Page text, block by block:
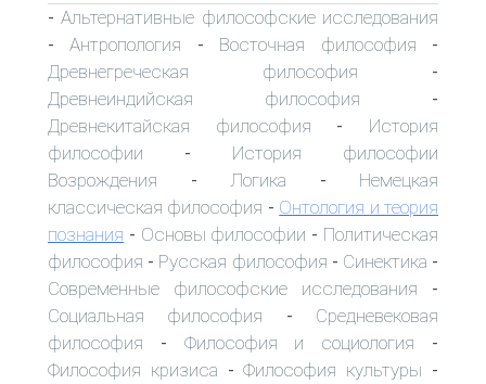
-Альтернативные философские исследования
-Антропология - Восточная философия -
Древнегреческая философия -
Древнеиндийская философия -
Древнекитайская философия - История
философии - История философии
Возрождения - Логика - Немецкая
классическая философия - Онтология и теория
познания - Основы философии - Политическая
философия - Русская философия - Синектика -
Современные философские исследования -
Социальная философия - Средневековая
философия - Философия и социология -
Философия кризиса -Философия культуры -